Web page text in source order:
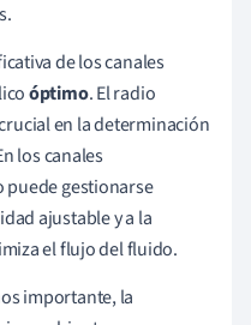
de los canales
óptimo. El radio
en la determinación
los canales
gestionarse
ajustable y a la
el flujo del fluido.
importante, la